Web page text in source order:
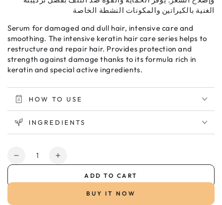
الغنية بالكيراتين والمكونات النشطة الخاصة
Serum for damaged and dull hair, intensive care and
smoothing. The intensive keratin hair care series helps to
restructure and repair hair. Provides protection and
strength against damage thanks to its formula rich in
keratin and special active ingredients.
HOW TO USE
INGREDIENTS
Quantity
Decrease
for
Increase
for
ADD TO CART
BUY IT NOW